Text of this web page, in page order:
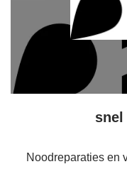
snel
Noodreparaties en